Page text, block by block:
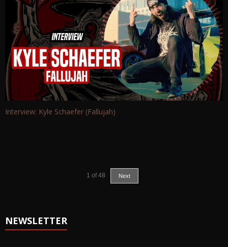
Interview: Kyle Schaefer (Fallujah)
1 of 48 Next
NEWSLETTER